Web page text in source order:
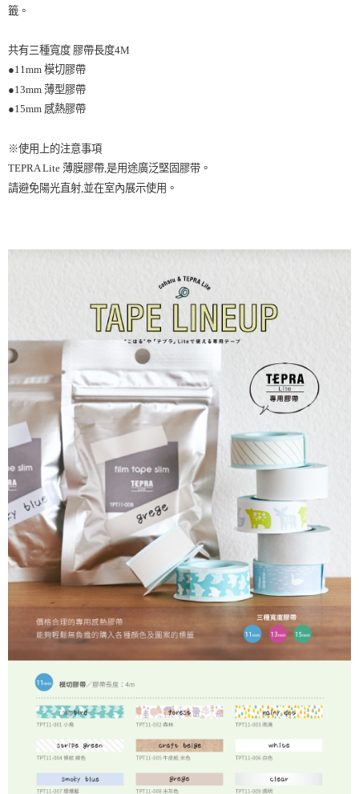
籤。
共有三種寬度 膠帶長度4M
●11mm 模切膠帶
●13mm 薄型膠帶
●15mm 感熱膠帶
※使用上的注意事項
TEPRA Lite 薄膜膠帶,是用途廣泛堅固膠带。
請避免陽光直射,並在室內展示使用。